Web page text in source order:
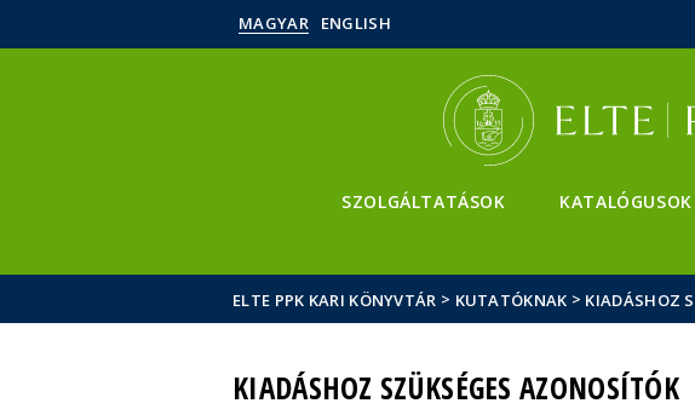
MAGYAR ENGLISH
SZOLGÁLTATÁSOK KATALÓGUSOK
ELTE PPK KARI KÖNYVTÁR > KUTATÓKNAK > KIADÁSHOZ
KIADÁSHOZ SZÜKSÉGES AZONOSÍTÓK